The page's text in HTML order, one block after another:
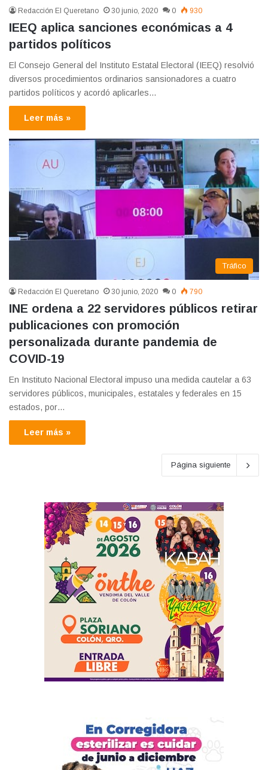
Redacción El Queretano 30 junio, 2020 0 930
IEEQ aplica sanciones económicas a 4
partidos políticos
El Consejo General del Instituto Estatal Electoral (IEEQ) resolvió
diversos procedimientos ordinarios sansionadores a cuatro
partidos políticos y acordó aplicarles…
Leer más »
Tráfico
Redacción El Queretano 30 junio, 2020 0 790
INE ordena a 22 servidores públicos retirar
publicaciones con promoción
personalizada durante pandemia de
COVID-19
En Instituto Nacional Electoral impuso una medida cautelar a 63
servidores públicos, municipales, estatales y federales en 15
estados, por…
Leer más »
Página siguiente